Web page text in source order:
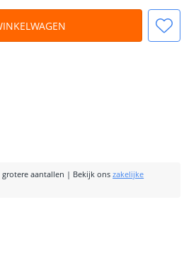
grotere aantallen | Bekijk ons zakelijke